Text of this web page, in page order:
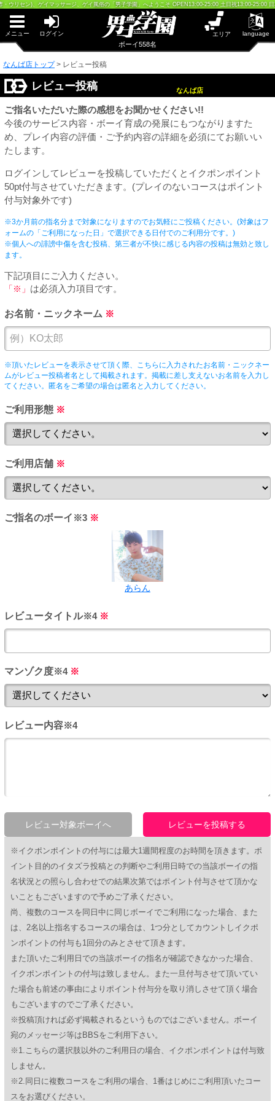
リセン)、ゲイマッサージ、ゲイ風俗の「男子学園」へようこそ OPEN13:00-25:00 土日祝13:00-25:00 日本
なんば店
メニュー ログイン エリア language
ボーイ558名
サテライト大宮
PUA柏
PUA'赤羽
PUA'池袋
PUA'新橋
PUA'蒲田
PUA'羽田
PUA'吉祥寺
PUA町田
×閉じる
PUA四日市
PUA津
×閉じる
PUA和歌山
PUA奈良
PUA加古川
PUA姫路
×閉じる
PUA鹿児島
×閉じる
なんば店トップ> レビュー投稿
レビュー投稿
ご指名いただいた際の感想をお聞かせください!!
今後のサービス内容・ボーイ育成の発展にもつながりますた
め、プレイ内容の評価・ご予約内容の詳細を必須にてお願いい
たします。
ログインしてレビューを投稿していただくとイクポンポイント
50pt付与させていただきます。(プレイのないコースはポイント
付与対象外です)
※3か月前の指名分まで対象になりますのでお気軽にご投稿ください。(対象はフ
ォームの「ご利用になった日」で選択できる日付でのご利用分です。)
※個人への誹謗中傷を含む投稿、第三者が不快に感じる内容の投稿は無効と致し
ます。
下記項目にご入力ください。
「※」 は必須入力項目です。
お名前・ニックネーム ※
※頂いたレビューを表示させて頂く際、こちらに入力されたお名前・ニックネー
ムがレビュー投稿者名として掲載されます。掲載に差し支えないお名前を入力し
てください。匿名をご希望の場合は匿名と入力してください。
ご利用形態 ※
ご利用店舗 ※
ご指名のボーイ ※3 ※
あらん
レビュータイトル※4 ※
マンゾク度※4 ※
レビュー内容※4
※イクポンポイントの付与には最大1週間程度のお時間を頂きます。ポ
イント目的のイタズラ投稿との判断やご利用日時での当該ボーイの指
名状況との照らし合わせでの結果次第ではポイント付与させて頂かな
いこともございますので予めご了承ください。
尚、複数のコースを同日中に同じボーイでご利用になった場合、また
は、2名以上指名するコースの場合は、1つ分としてカウントしイクポ
ンポイントの付与も1回分のみとさせて頂きます。
また頂いたご利用日での当該ボーイの指名が確認できなかった場合、
イクポンポイントの付与は致しません。また一旦付与させて頂いてい
た場合も前述の事由によりポイント付与分を取り消しさせて頂く場合
もございますのでご了承ください。
※投稿頂ければ必ず掲載されるというものではございません。ボーイ
宛のメッセージ等はBBSをご利用下さい。
※1.こちらの選択肢以外のご利用日の場合、イクポンポイントは付与致
しません。
※2.同日に複数コースをご利用の場合、1番はじめにご利用頂いたコー
スをお選びください。